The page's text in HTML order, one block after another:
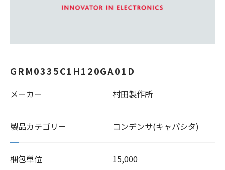
GRM0335C1H120GA01D
メーカー 村田製作所
製品カテゴリー コンデンサ(キャパシタ)
梱包単位 15,000